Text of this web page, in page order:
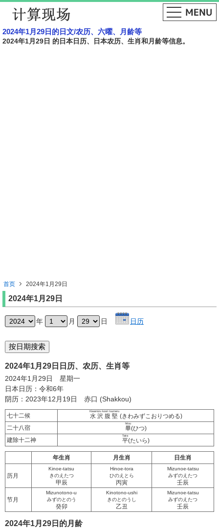
2024年1月29日的日文​​/农历、六曜、月龄等
2024年1月29日 的日本日历、日本农历、生肖和月龄等信息。
首页 2024年1月29日
2024年1月29日
年 月 日 日历
2024年1月29日日历、农历、生肖等
2024年1月29日 星期一
日本日历：令和6年
阴历：2023年12月19日 赤口 (Shakkou)
七十二候 水沢腹堅
Kiwamizu koori tsumeru
(きわみずこおりつめる)
二十八宿
畢
hitsu
(ひつ)
建除十二神
平
Taira
(たいら)
年生肖 月生肖 日生肖
历月
Kinoe-tatsu
きのえたつ
甲辰
Hinoe-tora
ひのえとら
丙寅
Mizunoe-tatsu
みずのえたつ
壬辰
节月
Mizunotono-u
みずのとのう
癸卯
Kinotono-ushi
きのとのうし
乙丑
Mizunoe-tatsu
みずのえたつ
壬辰
2024年1月29日的月龄